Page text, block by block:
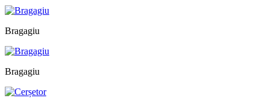
Bragagiu
Bragagiu